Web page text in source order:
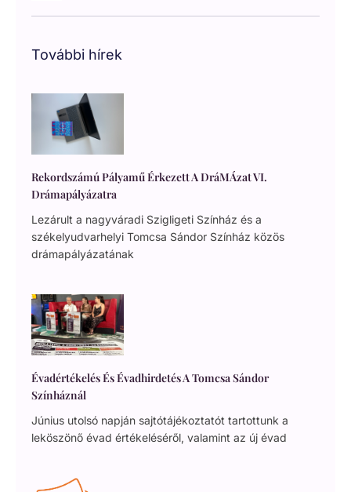
További hírek
Rekordszámú Pályamű Érkezett A DráMÁzat VI.
Drámapályázatra
Lezárult a nagyváradi Szigligeti Színház és a
székelyudvarhelyi Tomcsa Sándor Színház közös
drámapályázatának
Évadértékelés És Évadhirdetés A Tomcsa Sándor
Színháznál
Június utolsó napján sajtótájékoztatót tartottunk a
leköszönő évad értékeléséről, valamint az új évad